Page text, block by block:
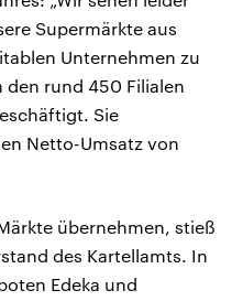
Supermärkte aus
Unternehmen zu
den rund 450 Filialen
Sie
Netto-Umsatz von
übernehmen, stieß
des Kartellamts. In
Edeka und